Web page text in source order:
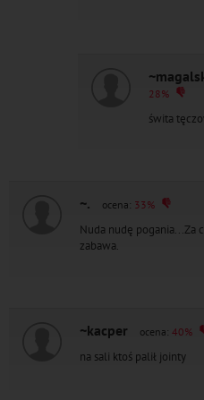
28%
świta
~. ocena: 33%
Nuda nudę pogania...Za
zabawa.
~kacper ocena: 40%
na sali ktoś palił jointy